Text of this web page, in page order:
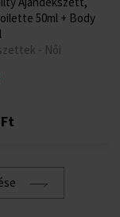
50ml + Body
- Női